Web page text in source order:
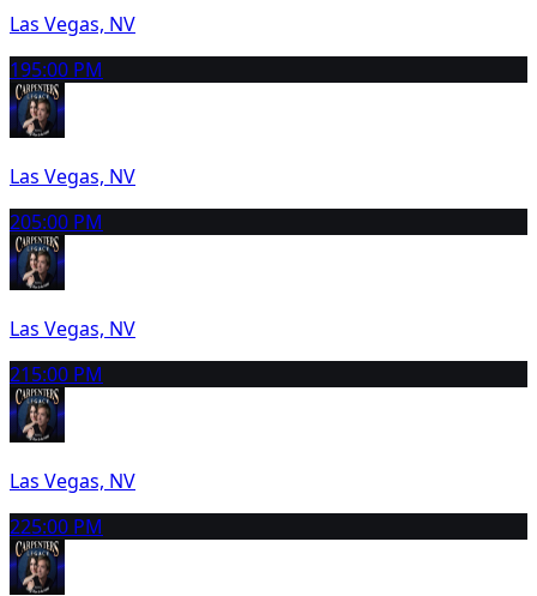
Las Vegas, NV
195:00 PM
Las Vegas, NV
205:00 PM
Las Vegas, NV
215:00 PM
Las Vegas, NV
225:00 PM